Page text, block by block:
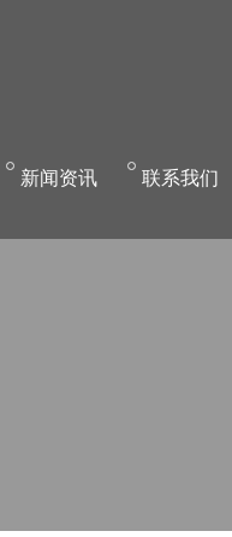
新闻资讯 联系我们